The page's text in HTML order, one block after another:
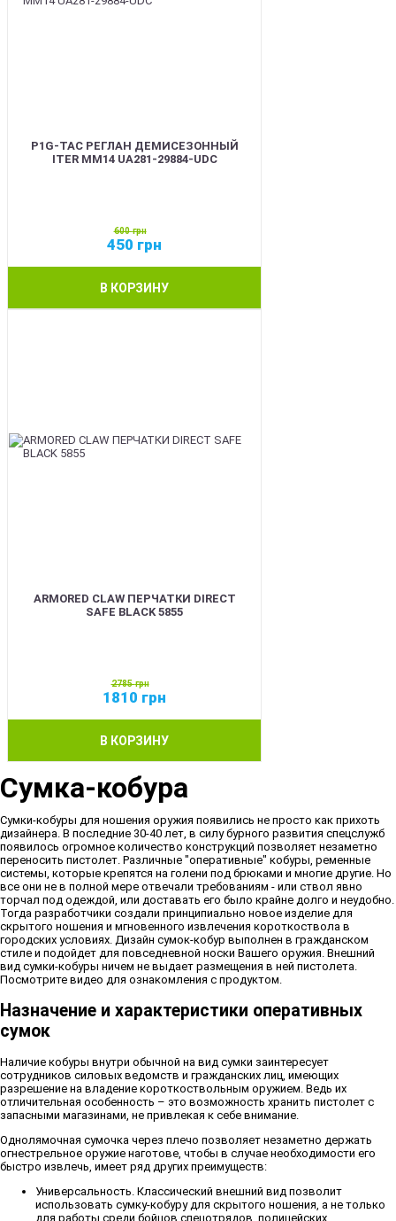
P1G-TAC РЕГЛАН ДЕМИСЕЗОННЫЙ
ITER ММ14 UA281-29884-UDC
600грн
450 грн
В КОРЗИНУ
ARMORED CLAW ПЕРЧАТКИ DIRECT
SAFE BLACK 5855
2785грн
1810 грн
В КОРЗИНУ
Сумка-кобура
Сумки-кобуры для ношения оружия появились не просто как прихоть
дизайнера. В последние 30-40 лет, в силу бурного развития спецслужб
появилось огромное количество конструкций позволяет незаметно
переносить пистолет. Различные "оперативные" кобуры, ременные
системы, которые крепятся на голени под брюками и многие другие. Но
все они не в полной мере отвечали требованиям - или ствол явно
торчал под одеждой, или доставать его было крайне долго и неудобно.
Тогда разработчики создали принципиально новое изделие для
скрытого ношения и мгновенного извлечения короткоствола в
городских условиях. Дизайн сумок-кобур выполнен в гражданском
стиле и подойдет для повседневной носки Вашего оружия. Внешний
вид сумки-кобуры ничем не выдает размещения в ней пистолета.
Посмотрите видео для ознакомления с продуктом.
Назначение и характеристики оперативных
сумок
Наличие кобуры внутри обычной на вид сумки заинтересует
сотрудников силовых ведомств и гражданских лиц, имеющих
разрешение на владение короткоствольным оружием. Ведь их
отличительная особенность – это возможность хранить пистолет с
запасными магазинами, не привлекая к себе внимание.
Однолямочная сумочка через плечо позволяет незаметно держать
огнестрельное оружие наготове, чтобы в случае необходимости его
быстро извлечь, имеет ряд других преимуществ:
Универсальность. Классический внешний вид позволит
использовать сумку-кобуру для скрытого ношения, а не только
для работы среди бойцов спецотрядов, полицейских,